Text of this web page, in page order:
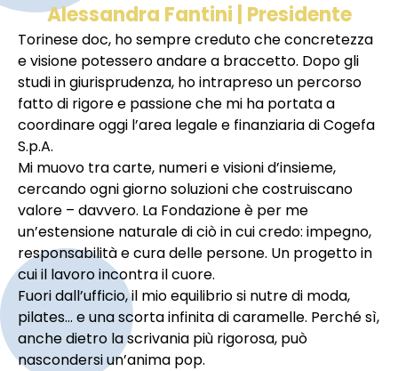
Alessandra Fantini | Presidente
Torinese doc, ho sempre creduto che concretezza
e visione potessero andare a braccetto. Dopo gli
studi in giurisprudenza, ho intrapreso un percorso
fatto di rigore e passione che mi ha portata a
coordinare oggi l’area legale e finanziaria di Cogefa
S.p.A.
Mi muovo tra carte, numeri e visioni d’insieme,
cercando ogni giorno soluzioni che costruiscano
valore – davvero. La Fondazione è per me
un’estensione naturale di ciò in cui credo: impegno,
responsabilità e cura delle persone. Un progetto in
cui il lavoro incontra il cuore.
Fuori dall’ufficio, il mio equilibrio si nutre di moda,
pilates… e una scorta infinita di caramelle. Perché sì,
anche dietro la scrivania più rigorosa, può
nascondersi un’anima pop.